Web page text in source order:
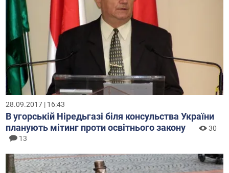
28.09.2017 | 16:43
В угорській Ніредьгазі біля консульства України
планують мітинг проти освітнього закону
30
13